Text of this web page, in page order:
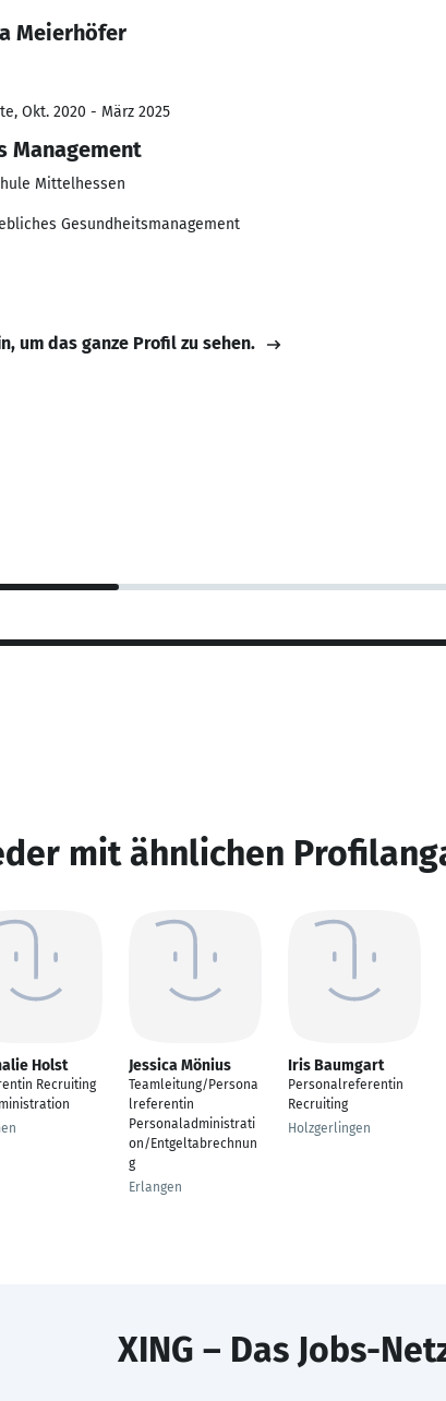
Meierhöfer
Okt. 2020 - März 2025
Management
Mittelhessen
Gesundheitsmanagement
um das ganze Profil zu sehen.
mit ähnlichen
Holst
Recruiting
Jessica Mönius
Teamleitung/Persona
lreferentin
Personaladministrati
on/Entgeltabrechnun
g
Erlangen
Iris Baumgart
Personalreferentin
Recruiting
Holzgerlingen
XING – Das Jobs-